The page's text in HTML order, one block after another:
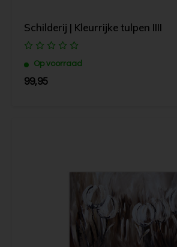
Schilderij | Kleurrijke tulpen IIII
Op voorraad
99,95